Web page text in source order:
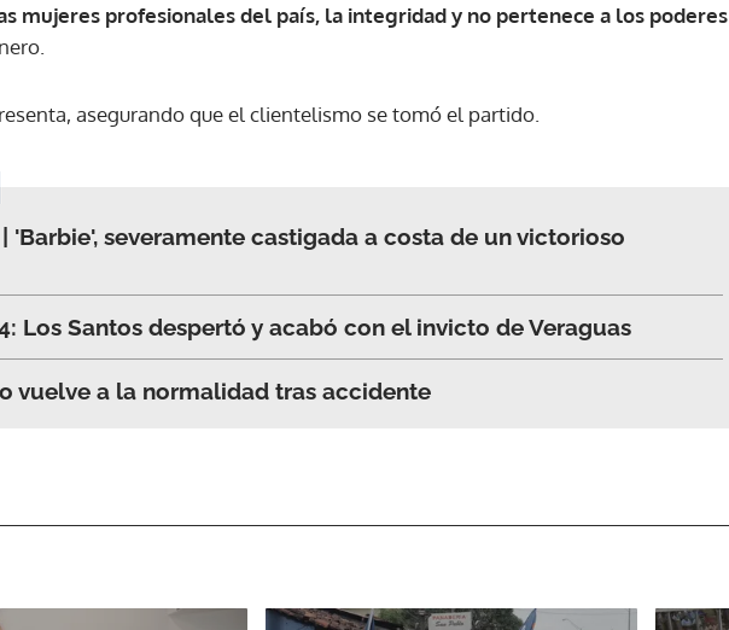
mujeres profesionales del país, la integridad y no pertenece a los poderes
asegurando que el clientelismo se tomó el partido.
'Barbie', severamente castigada a costa de un victorioso
Los Santos despertó y acabó con el invicto de Veraguas
vuelve a la normalidad tras accidente